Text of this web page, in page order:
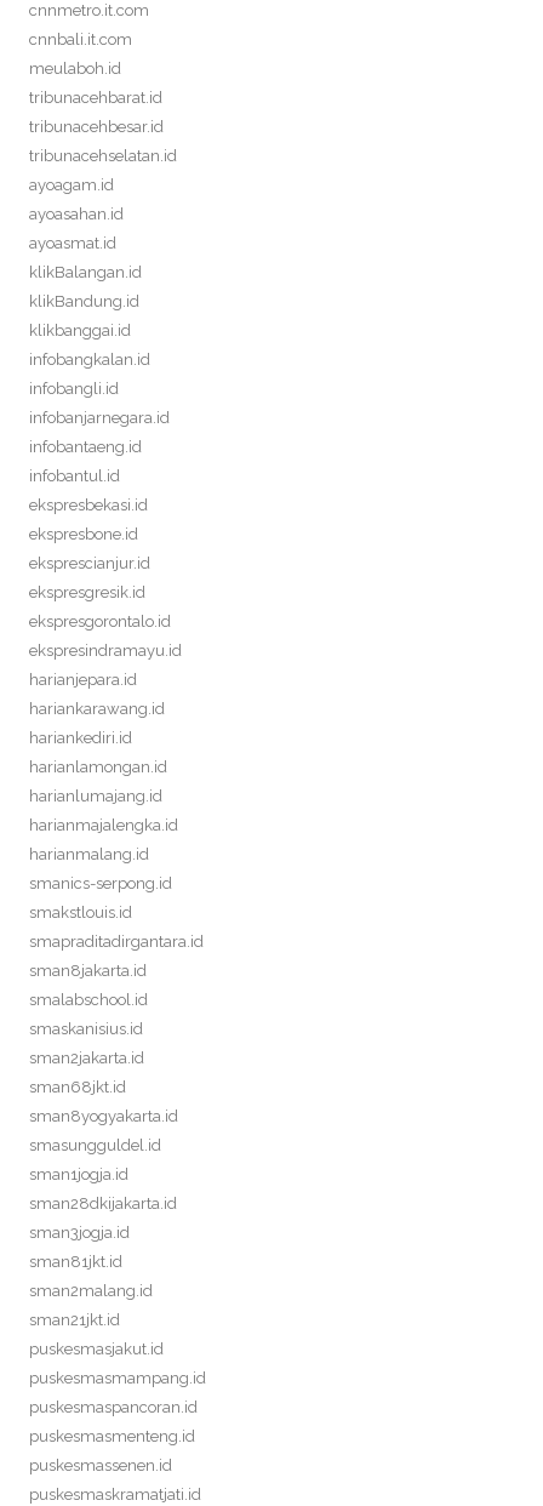
cnnmetro.it.com
cnnbali.it.com
meulaboh.id
tribunacehbarat.id
tribunacehbesar.id
tribunacehselatan.id
ayoagam.id
ayoasahan.id
ayoasmat.id
klikBalangan.id
klikBandung.id
klikbanggai.id
infobangkalan.id
infobangli.id
infobanjarnegara.id
infobantaeng.id
infobantul.id
ekspresbekasi.id
ekspresbone.id
eksprescianjur.id
ekspresgresik.id
ekspresgorontalo.id
ekspresindramayu.id
harianjepara.id
hariankarawang.id
hariankediri.id
harianlamongan.id
harianlumajang.id
harianmajalengka.id
harianmalang.id
smanics-serpong.id
smakstlouis.id
smapraditadirgantara.id
sman8jakarta.id
smalabschool.id
smaskanisius.id
sman2jakarta.id
sman68jkt.id
sman8yogyakarta.id
smasungguldel.id
sman1jogja.id
sman28dkijakarta.id
sman3jogja.id
sman81jkt.id
sman2malang.id
sman21jkt.id
puskesmasjakut.id
puskesmasmampang.id
puskesmaspancoran.id
puskesmasmenteng.id
puskesmassenen.id
puskesmaskramatjati.id